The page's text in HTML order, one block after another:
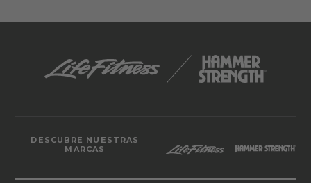
DESCUBRE NUESTRAS
MARCAS